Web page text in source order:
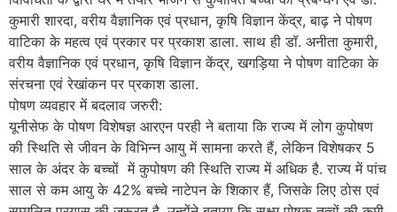
कुमारी शारदा, वरीय वैज्ञानिक एवं प्रधान, कृषि विज्ञान केंद्र, बाढ़ ने पोषण
वाटिका के महत्व एवं प्रकार पर प्रकाश डाला. साथ ही डॉ. अनीता कुमारी,
वरीय वैज्ञानिक एवं प्रधान, कृषि विज्ञान केंद्र, खगड़िया ने पोषण वाटिका के
संरचना एवं रेखांकन पर प्रकाश डाला.
पोषण व्यवहार में बदलाव जरुरी:
यूनीसेफ के पोषण विशेषज्ञ आरएन परही ने बताया कि राज्य में लोग कुपोषण
की स्थिति से जीवन के विभिन्न आयु में सामना करते हैं, लेकिन विशेषकर 5
साल के अंदर के बच्चों में कुपोषण की स्थिति राज्य में अधिक है. राज्य में पांच
साल से कम आयु के 42% बच्चे नाटेपन के शिकार हैं, जिसके लिए ठोस एवं